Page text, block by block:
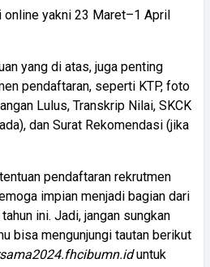
yakni 23 Maret–1 April
yang di atas, juga penting
pendaftaran, seperti KTP, foto
Lulus, Transkrip Nilai, SKCK
dan Surat Rekomendasi (jika
pendaftaran rekrutmen
impian menjadi bagian dari
ini. Jadi, jangan sungkan
bisa mengunjungi tautan berikut
untuk